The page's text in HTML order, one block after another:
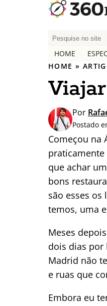
P
q
u
s
a
p
o
r
:
HOME
HOME »
Por
Postado
Começou na
que achar
bons
são esses
temos, uma
Meses
dois dias por
Madrid não
e ruas que
Embora eu